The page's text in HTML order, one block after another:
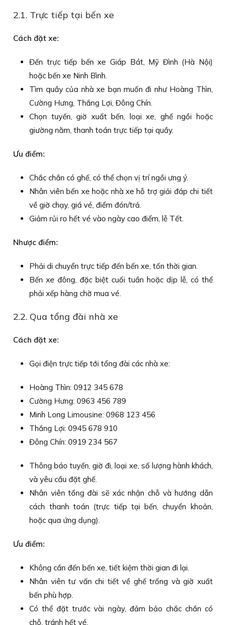
2.1. Trực tiếp tại bến xe
Cách đặt xe:
Đến trực tiếp bến xe Giáp Bát, Mỹ Đình (Hà Nội)
hoặc bến xe Ninh Bình.
Tìm quầy của nhà xe bạn muốn đi như Hoàng Thìn,
Cường Hưng, Thắng Lợi, Đông Chín.
Chọn tuyến, giờ xuất bến, loại xe, ghế ngồi hoặc
giường nằm, thanh toán trực tiếp tại quầy.
Ưu điểm:
Chắc chắn có ghế, có thể chọn vị trí ngồi ưng ý.
Nhân viên bến xe hoặc nhà xe hỗ trợ giải đáp chi tiết
về giờ chạy, giá vé, điểm đón/trả.
Giảm rủi ro hết vé vào ngày cao điểm, lễ Tết.
Nhược điểm:
Phải di chuyển trực tiếp đến bến xe, tốn thời gian.
Bến xe đông, đặc biệt cuối tuần hoặc dịp lễ, có thể
phải xếp hàng chờ mua vé.
2.2. Qua tổng đài nhà xe
Cách đặt xe:
Gọi điện trực tiếp tới tổng đài các nhà xe:
Hoàng Thìn: 0912 345 678
Cường Hưng: 0963 456 789
Minh Long Limousine: 0968 123 456
Thắng Lợi: 0945 678 910
Đông Chín: 0919 234 567
Thông báo tuyến, giờ đi, loại xe, số lượng hành khách,
và yêu cầu đặt ghế.
Nhân viên tổng đài sẽ xác nhận chỗ và hướng dẫn
cách thanh toán (trực tiếp tại bến, chuyển khoản,
hoặc qua ứng dụng).
Ưu điểm:
Không cần đến bến xe, tiết kiệm thời gian đi lại.
Nhân viên tư vấn chi tiết về ghế trống và giờ xuất
bến phù hợp.
Có thể đặt trước vài ngày, đảm bảo chắc chắn có
chỗ, tránh hết vé.